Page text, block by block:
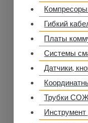
Гибкий
Платы
Системы
Датчики,
Трубки